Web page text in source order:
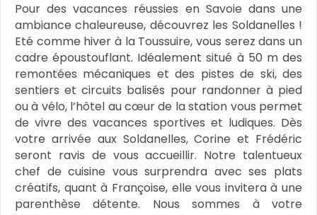
Pour des vacances réussies en Savoie dans une
ambiance chaleureuse, découvrez les Soldanelles !
Eté comme hiver à la Toussuire, vous serez dans un
cadre époustouflant. Idéalement situé à 50 m des
remontées mécaniques et des pistes de ski, des
sentiers et circuits balisés pour randonner à pied
ou à vélo, l’hôtel au cœur de la station vous permet
de vivre des vacances sportives et ludiques. Dès
votre arrivée aux Soldanelles, Corine et Frédéric
seront ravis de vous accueillir. Notre talentueux
chef de cuisine vous surprendra avec ses plats
créatifs, quant à Françoise, elle vous invitera à une
parenthèse détente. Nous sommes à votre